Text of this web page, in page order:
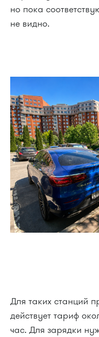
но пока
не видно.
Для таких станций
действует тариф
час. Для зарядки